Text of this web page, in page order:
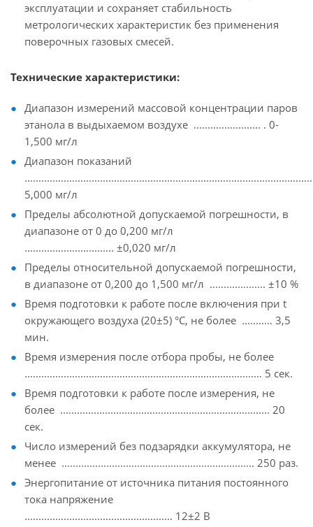
эксплуатации и сохраняет стабильность
метрологических характеристик без применения
поверочных газовых смесей.
Технические характеристики:
Диапазон измерений массовой концентрации паров
этанола в выдыхаемом воздухе ........................ . 0-
1,500 мг/л
Диапазон показаний
5,000 мг/л
Пределы абсолютной допускаемой погрешности, в
диапазоне от 0 до 0,200 мг/л
................................ ±0,020 мг/л
Пределы относительной допускаемой погрешности,
в диапазоне от 0,200 до 1,500 мг/л .................... ±10 %
Время подготовки к работе после включения при t
окружающего воздуха (20±5) °С, не более ........... 3,5
мин.
Время измерения после отбора пробы, не более
..................................................................................... 5 сек.
Время подготовки к работе после измерения, не
более ........................................................................... 20
сек.
Число измерений без подзарядки аккумулятора, не
менее ..................................................................... 250 раз.
Энергопитание от источника питания постоянного
тока напряжение
..................................................... 12±2 В